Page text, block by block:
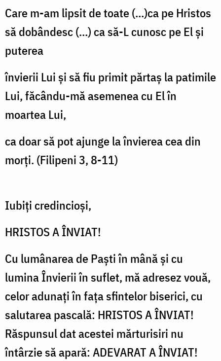
Care m-am lipsit de toate (…)ca pe Hristos
să dobândesc (…) ca să-L cunosc pe El și
puterea
învierii Lui și să fiu primit părtaș la patimile
Lui, făcându-mă asemenea cu El în
moartea Lui,
ca doar să pot ajunge la învierea cea din
morți. (Filipeni 3, 8-11)
Iubiți credincioși,
HRISTOS A ÎNVIAT!
Cu lumânarea de Paști în mână și cu
lumina Învierii în suflet, mă adresez vouă,
celor adunați în fața sfintelor biserici, cu
salutarea pascală: HRISTOS A ÎNVIAT!
Răspunsul dat acestei mărturisiri nu
întârzie să apară: ADEVARAT A ÎNVIAT!